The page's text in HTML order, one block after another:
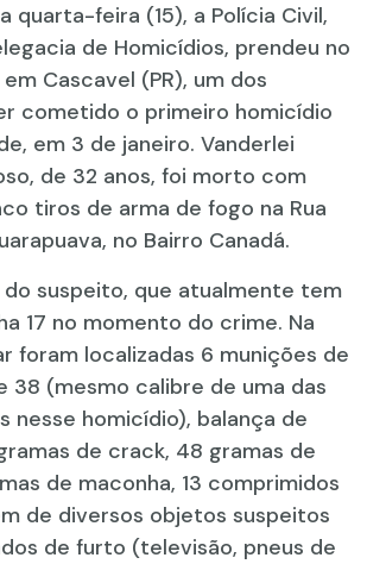
quarta-feira (15), a Polícia Civil,
de Homicídios, prendeu no
Cascavel (PR), um dos
cometido o primeiro homicídio
em 3 de janeiro. Vanderlei
de 32 anos, foi morto com
tiros de arma de fogo na Rua
no Bairro Canadá.
do suspeito, que atualmente tem
17 no momento do crime. Na
foram localizadas 6 munições de
38 (mesmo calibre de uma das
nesse homicídio), balança de
de crack, 48 gramas de
de maconha, 13 comprimidos
de diversos objetos suspeitos
de furto (televisão, pneus de